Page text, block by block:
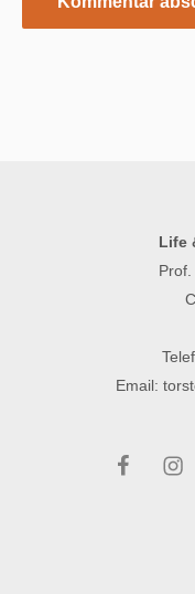
Life
Email: